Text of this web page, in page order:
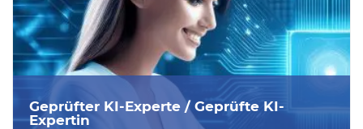
Geprüfter KI-Experte / Geprüfte KI-
Expertin